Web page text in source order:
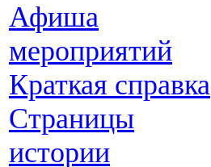
Афиша
мероприятий
Краткая справка
Страницы
истории